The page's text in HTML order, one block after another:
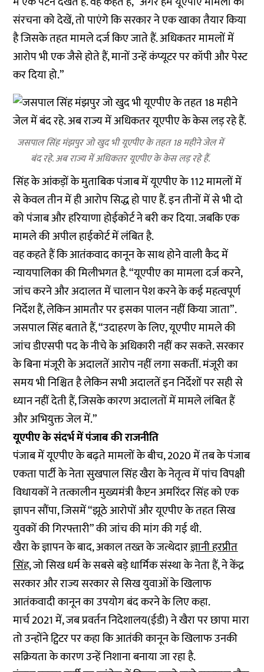
संरचना को देखें, तो पाएंगे कि सरकार ने एक खाका तैयार किया
है जिसके तहत मामले दर्ज किए जाते हैं. अधिकतर मामलों में
आरोप भी एक जैसे होते हैं, मानों उन्हें कंप्यूटर पर कॉपी और पेस्ट
कर दिया हो.”
जसपाल सिंह मंझपुर जो खुद भी यूएपीए के तहत 18 महीने जेल में
बंद रहे. अब राज्य में अधिकतर यूएपीए के केस लड़ रहे हैं.
सिंह के आंकड़ों के मुताबिक पंजाब में यूएपीए के 112 मामलों में
से केवल तीन में ही आरोप सिद्ध हो पाए हैं. इन तीनों में से भी दो
को पंजाब और हरियाणा होईकोर्ट ने बरी कर दिया. जबकि एक
मामले की अपील हाईकोर्ट में लंबित है.
वह कहते हैं कि आतंकवाद कानून के साथ होने वाली कैद में
न्यायपालिका की मिलीभगत है. “यूएपीए का मामला दर्ज करने,
जांच करने और अदालत में चालान पेश करने के कई महत्वपूर्ण
निर्देश हैं, लेकिन आमतौर पर इसका पालन नहीं किया जाता”.
जसपाल सिंह बताते हैं, “उदाहरण के लिए, यूएपीए मामले की
जांच डीएसपी पद के नीचे के अधिकारी नहीं कर सकते. सरकार
के बिना मंजूरी के अदालतें आरोप नहीं लगा सकतीं. मंजूरी का
समय भी निश्चित है लेकिन सभी अदालतें इन निर्देशों पर सही से
ध्यान नहीं देती हैं, जिसके कारण अदालतों में मामले लंबित हैं
और अभियुक्त जेल में.”
यूएपीए के संदर्भ में पंजाब की राजनीति
पंजाब में यूएपीए के बढ़ते मामलों के बीच, 2020 में तब के पंजाब
एकता पार्टी के नेता सुखपाल सिंह खैरा के नेतृत्व में पांच विपक्षी
विधायकों ने तत्कालीन मुख्यमंत्री कैप्टन अमरिंदर सिंह को एक
ज्ञापन सौंपा, जिसमें “झूठे आरोपों और यूएपीए के तहत सिख
युवकों की गिरफ्तारी” की जांच की मांग की गई थी.
खैरा के ज्ञापन के बाद, अकाल तख्त के जत्थेदारज्ञानी हरप्रीत
सिंह, जो सिख धर्म के सबसे बड़े धार्मिक संस्था के नेता हैं, ने केंद्र
सरकार और राज्य सरकार से सिख युवाओं के खिलाफ
आतंकवादी कानून का उपयोग बंद करने के लिए कहा.
मार्च 2021 में, जब प्रवर्तन निदेशालय(ईडी) ने खैरा पर छापा मारा
तो उन्होंने ट्विटर पर कहा कि आतंकी कानून के खिलाफ उनकी
सक्रियता के कारण उन्हें निशाना बनाया जा रहा है.